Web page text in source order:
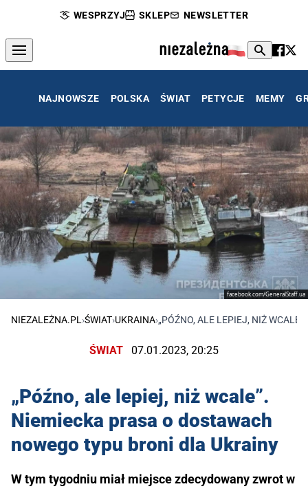
WESPRZYJ SKLEP NEWSLETTER
NAJNOWSZE POLSKA ŚWIAT PETYCJE MEMY
facebook.com/GeneralStaff.ua
NIEZALEŻNA.PL ›ŚWIAT›UKRAINA›„PÓŹNO, ALE LEPIEJ, NIŻ
ŚWIAT 07.01.2023, 20:25
„Późno, ale lepiej, niż wcale”.
Niemiecka prasa o dostawach
nowego typu broni dla Ukrainy
W tym tygodniu miał miejsce zdecydowany zwrot w